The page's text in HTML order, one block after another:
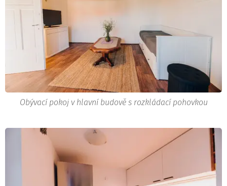
Obývací pokoj v hlavní budově s rozkládací pohovkou